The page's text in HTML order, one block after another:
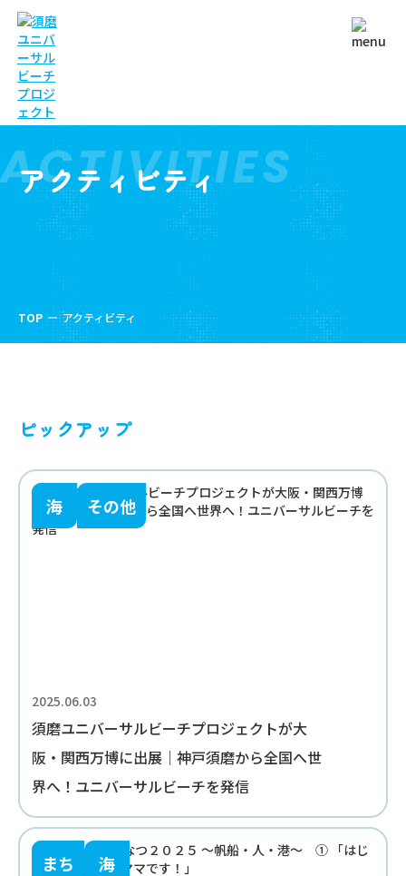
アクティビティ
ACTIVITIES
TOP アクティビティ
ピックアップ
海 その他
2025.06.03
須磨ユニバーサルビーチプロジェクトが大
阪・関西万博に出展｜神戸須磨から全国へ世
界へ！ユニバーサルビーチを発信
まち 海